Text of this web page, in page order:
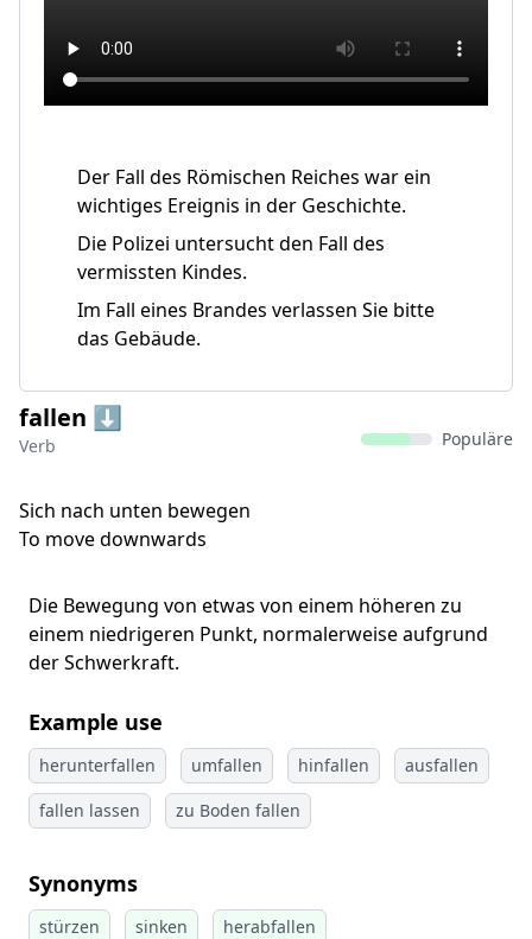
Der Fall des Römischen Reiches war ein
wichtiges Ereignis in der Geschichte.
Die Polizei untersucht den Fall des
vermissten Kindes.
Im Fall eines Brandes verlassen Sie bitte
das Gebäude.
fallen ⬇️
Verb Populäre
Sich nach unten bewegen
To move downwards
Die Bewegung von etwas von einem höheren zu
einem niedrigeren Punkt, normalerweise aufgrund
der Schwerkraft.
Example use
herunterfallen umfallen hinfallen
ausfallen
fallen lassen
zu Boden fallen
Synonyms
stürzen sinken herabfallen